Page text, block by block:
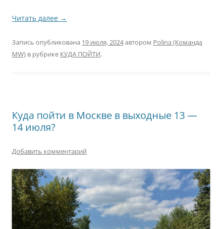
Читать далее →
Запись опубликована 19 июля, 2024автором Polina (Команда
MW) в рубрике КУДА ПОЙТИ.
Куда пойти в Москве в выходные 13 —
14 июля?
Добавить комментарий